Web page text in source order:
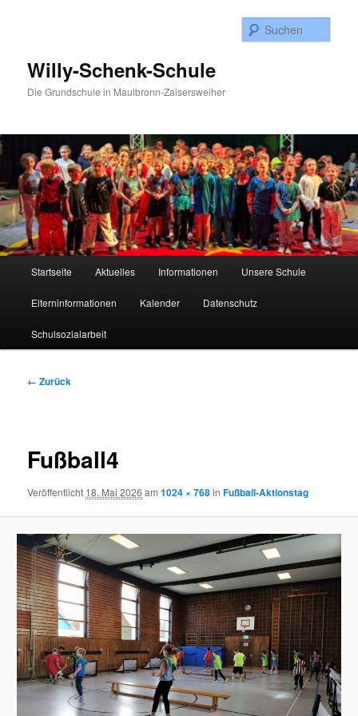
Willy-Schenk-Schule
Die Grundschule in Maulbronn-Zaisersweiher
Startseite Aktuelles Informationen Unsere Schule
Elterninformationen Kalender Datenschutz
Schulsozialarbeit
Bilder-
← Zurück
Fußball4
Veröffentlicht 18. Mai 2026 am1024 × 768inFußball-Aktionstag